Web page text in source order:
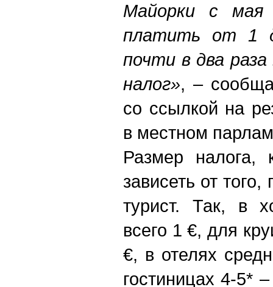
Майорки с мая
платить от 1
почти в два
налог», –
со ссылкой на
в местном
Размер налога,
зависеть от
турист. Так, в
всего 1 €, для
€, в отелях
гостиницах 4-5*